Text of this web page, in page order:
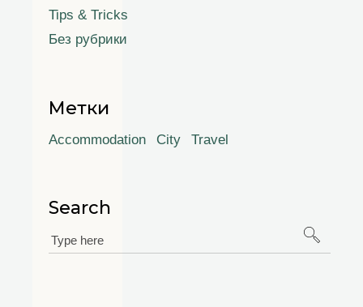
Tips & Tricks
Без рубрики
Метки
Accommodation City Travel
Search